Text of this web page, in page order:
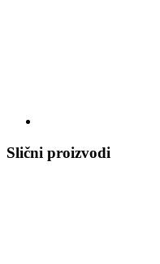
Slični proizvodi